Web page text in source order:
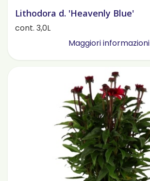
Lithodora d. 'Heavenly Blue'
cont. 3,0L
Maggiori informazioni